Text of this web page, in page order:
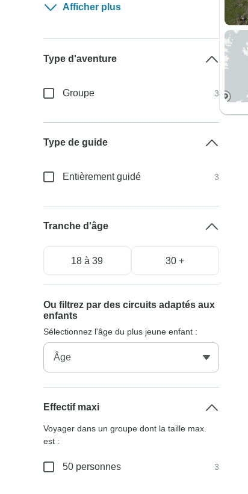
Afficher plus
Type d'aventure
Groupe 3
Type de guide
Entièrement guidé 3
Tranche d'âge
18 à 39 30 +
Ou filtrez par des circuits adaptés aux
enfants
Sélectionnez l'âge du plus jeune enfant :
Effectif maxi
Voyager dans un groupe dont la taille max.
est :
50 personnes 3